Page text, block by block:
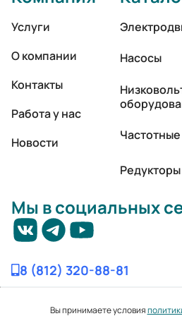
Услуги
О компании
Контакты
Работа у нас
Новости
Насосы
Мы в социальных
8 (812) 320-88-81
Вы принимаете условия